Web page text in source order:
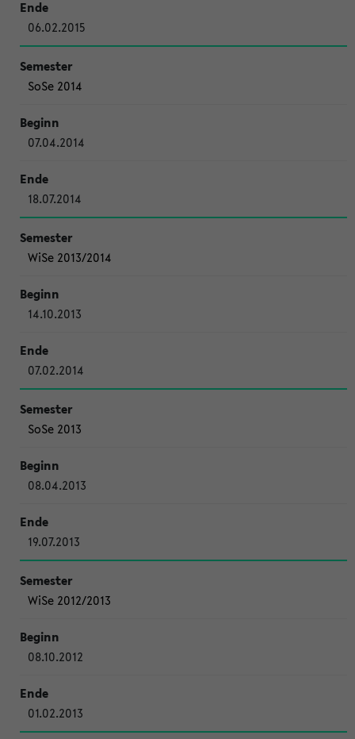
06.02.2015
SoSe 2014
07.04.2014
18.07.2014
WiSe 2013/2014
14.10.2013
07.02.2014
SoSe 2013
08.04.2013
19.07.2013
WiSe 2012/2013
08.10.2012
01.02.2013